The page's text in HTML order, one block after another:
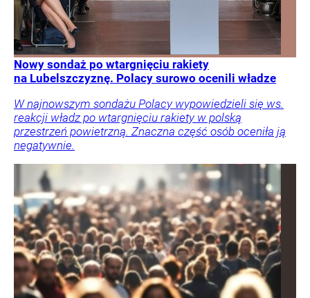
Nowy sondaż po wtargnięciu rakiety
na Lubelszczyznę. Polacy surowo ocenili władze
W najnowszym sondażu Polacy wypowiedzieli się ws.
reakcji władz po wtargnięciu rakiety w polską
przestrzeń powietrzną. Znaczna część osób oceniła ją
negatywnie.